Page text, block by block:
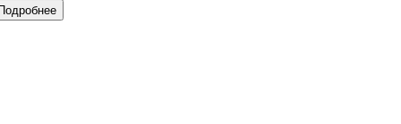
Подробнее